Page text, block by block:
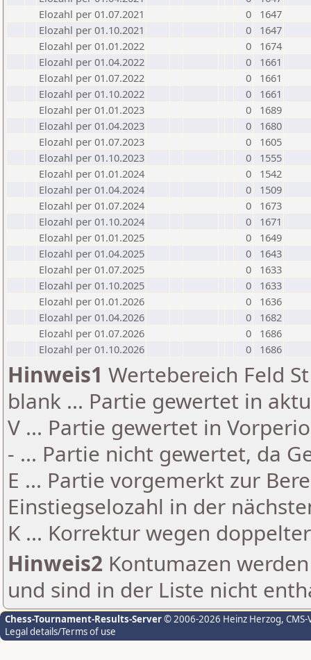
Elozahl per 01.07.2021
0
1647
Elozahl per 01.10.2021
0
1647
Elozahl per 01.01.2022
0
1674
Elozahl per 01.04.2022
0
1661
Elozahl per 01.07.2022
0
1661
Elozahl per 01.10.2022
0
1661
Elozahl per 01.01.2023
0
1689
Elozahl per 01.04.2023
0
1680
Elozahl per 01.07.2023
0
1605
Elozahl per 01.10.2023
0
1555
Elozahl per 01.01.2024
0
1542
Elozahl per 01.04.2024
0
1509
Elozahl per 01.07.2024
0
1673
Elozahl per 01.10.2024
0
1671
Elozahl per 01.01.2025
0
1649
Elozahl per 01.04.2025
0
1643
Elozahl per 01.07.2025
0
1633
Elozahl per 01.10.2025
0
1633
Elozahl per 01.01.2026
0
1636
Elozahl per 01.04.2026
0
1682
Elozahl per 01.07.2026
0
1686
Elozahl per 01.10.2026
0 1686
Hinweis1 Wertebereich Feld
blank ... Partie gewertet in
V ... Partie gewertet in
- ... Partie nicht gewertet, da
E ... Partie vorgemerkt zur
Einstiegselozahl in der
K ... Korrektur wegen
Hinweis2 Kontumazen
und sind in der Liste nicht
Chess-Tournament-Results-Server© 2006-2026 Heinz Herzog,
Legal details/Terms of use